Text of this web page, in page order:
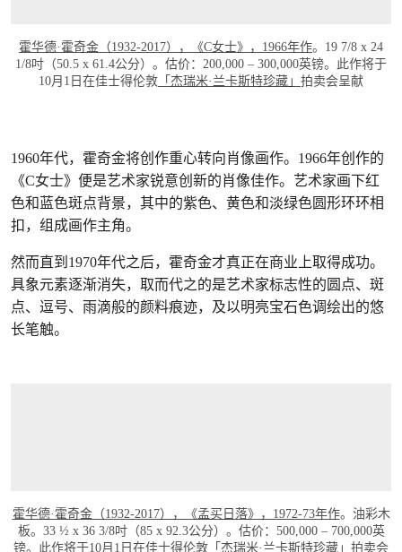
霍华德·霍奇金（1932-2017），《C女士》，1966年作。19 7/8 x 24
1/8吋（50.5 x 61.4公分）。估价：200,000 – 300,000英镑。此作将于
10月1日在佳士得伦敦 「杰瑞米·兰卡斯特珍藏」 拍卖会呈献
1960年代，霍奇金将创作重心转向肖像画作。1966年创作的
《C女士》便是艺术家锐意创新的肖像佳作。艺术家画下红
色和蓝色斑点背景，其中的紫色、黄色和淡绿色圆形环环相
扣，组成画作主角。
然而直到1970年代之后，霍奇金才真正在商业上取得成功。
具象元素逐渐消失，取而代之的是艺术家标志性的圆点、斑
点、逗号、雨滴般的颜料痕迹，及以明亮宝石色调绘出的悠
长笔触。
霍华德·霍奇金（1932-2017），《孟买日落》，1972-73年作。油彩木
板。33 ½ x 36 3/8吋（85 x 92.3公分）。估价：500,000 – 700,000英
镑。此作将于10月1日在佳士得伦敦 「杰瑞米·兰卡斯特珍藏」 拍卖会